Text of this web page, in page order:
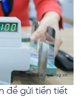
để gửi tiền tiết